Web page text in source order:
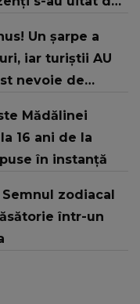
Un şarpe a
iar turiştii AU
nevoie de
Mădălinei
16 ani de la
în instanță
zodiacal
într-un